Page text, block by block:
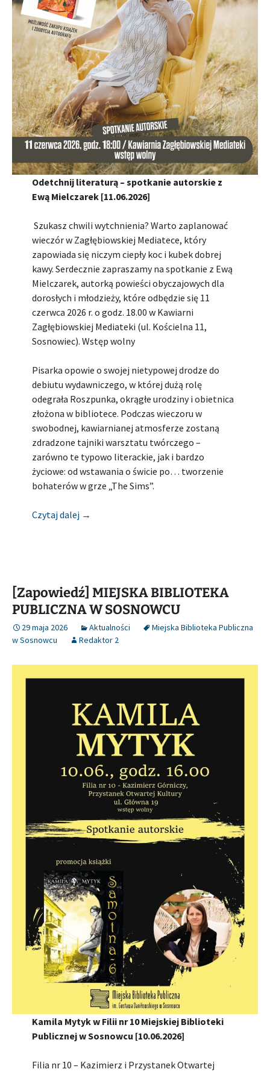
Odetchnij literaturą – spotkanie autorskie z
Ewą Mielczarek [11.06.2026]
Szukasz chwili wytchnienia? Warto zaplanować
wieczór w Zagłębiowskiej Mediatece, który
zapowiada się niczym ciepły koc i kubek dobrej
kawy. Serdecznie zapraszamy na spotkanie z Ewą
Mielczarek, autorką powieści obyczajowych dla
dorosłych i młodzieży, które odbędzie się 11
czerwca 2026 r. o godz. 18.00 w Kawiarni
Zagłębiowskiej Mediateki (ul. Kościelna 11,
Sosnowiec). Wstęp wolny
Pisarka opowie o swojej nietypowej drodze do
debiutu wydawniczego, w której dużą rolę
odegrała Roszpunka, okrągłe urodziny i obietnica
złożona w bibliotece. Podczas wieczoru w
swobodnej, kawiarnianej atmosferze zostaną
zdradzone tajniki warsztatu twórczego –
zarówno te typowo literackie, jak i bardzo
życiowe: od wstawania o świcie po… tworzenie
bohaterów w grze „The Sims”.
Czytaj dalej [Zapowiedź] MIEJSKA BIBLIOTEKA
→
[Zapowiedź] MIEJSKA BIBLIOTEKA
PUBLICZNA W SOSNOWCU
29 maja 2026 Aktualności
Miejska Biblioteka Publiczna
w Sosnowcu
Redaktor 2
Kamila Mytyk w Filii nr 10 Miejskiej Biblioteki
Publicznej w Sosnowcu [10.06.2026]
Filia nr 10 – Kazimierz i Przystanek Otwartej